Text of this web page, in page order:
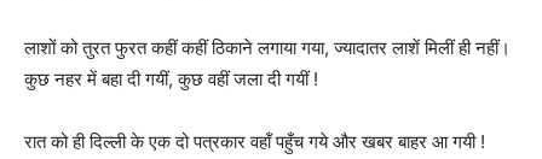
लाशों को तुरत फुरत कहीं कहीं ठिकाने लगाया गया, ज्यादातर लाशें मिलीं ही नहीं।
कुछ नहर में बहा दी गयीं, कुछ वहीं जला दी गयीं !
रात को ही दिल्ली के एक दो पत्रकार वहॉं पहुँच गये और खबर बाहर आ गयी !